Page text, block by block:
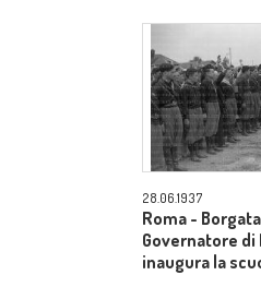
28.06.1937
Roma -
Governatore di
inaugura la